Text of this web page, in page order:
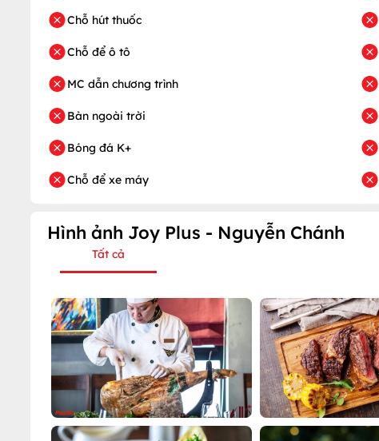
Chỗ hút thuốc
Chỗ để ô tô
MC dẫn chương trình
Bàn ngoài trời
Bóng đá K+
Chỗ để xe máy
Hình ảnh Joy Plus - Nguyễn Chánh
Tất cả